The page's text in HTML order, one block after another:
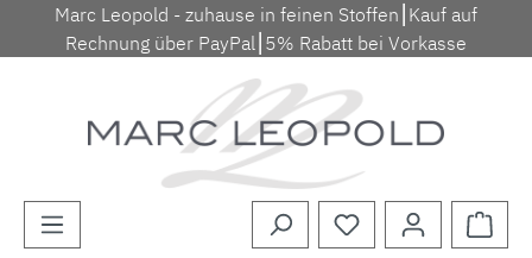
Zum Hauptinhalt springen
Marc Leopold - zuhause in feinen Stoffen⎮Kauf auf
Rechnung über PayPal⎮5% Rabatt bei Vorkasse